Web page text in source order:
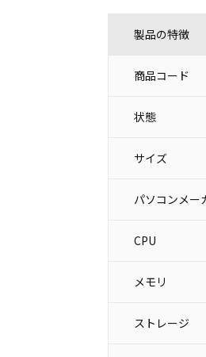
製品の特徴
商品コード
状態
サイズ
パソコンメー
CPU
メモリ
ストレージ